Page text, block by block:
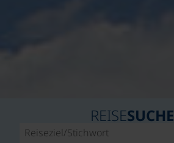
REISESUCHE